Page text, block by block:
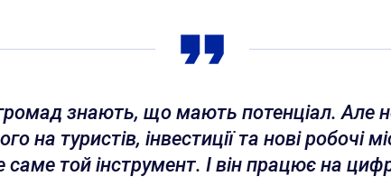
знають, що мають потенціал. Але
на туристів, інвестиції та нові робочі
саме той інструмент. І він працює на